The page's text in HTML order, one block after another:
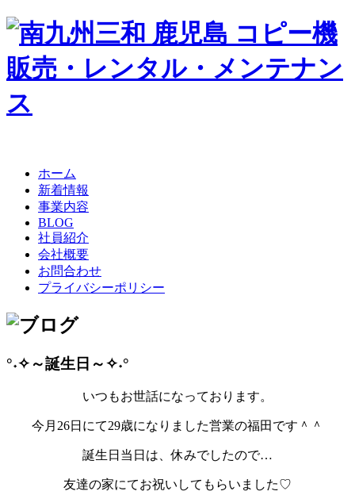
ホーム
新着情報
事業内容
BLOG
社員紹介
会社概要
お問合わせ
プライバシーポリシー
°˖✧～誕生日～✧˖°
いつもお世話になっております。
今月26日にて29歳になりました営業の福田です＾＾
誕生日当日は、休みでしたので…
友達の家にてお祝いしてもらいました♡